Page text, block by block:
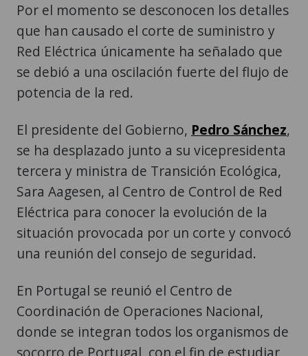
Por el momento se desconocen los detalles
que han causado el corte de suministro y
Red Eléctrica únicamente ha señalado que
se debió a una oscilación fuerte del flujo de
potencia de la red.
El presidente del Gobierno, Pedro Sánchez,
se ha desplazado junto a su vicepresidenta
tercera y ministra de Transición Ecológica,
Sara Aagesen, al Centro de Control de Red
Eléctrica para conocer la evolución de la
situación provocada por un corte y convocó
una reunión del consejo de seguridad.
En Portugal se reunió el Centro de
Coordinación de Operaciones Nacional,
donde se integran todos los organismos de